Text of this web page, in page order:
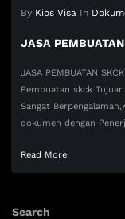
By Kios Visa In
JASA
JASA PEMBUATAN
Pembuatan skck
Sangat
dokumen dengan
Read More
Search